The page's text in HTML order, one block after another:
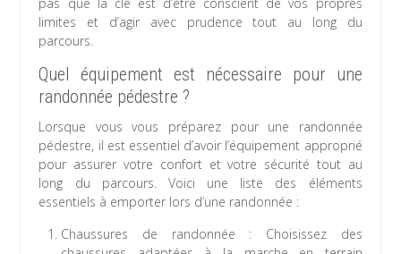
limites et d’agir avec prudence tout au long du
parcours.
Quel équipement est nécessaire pour une
randonnée pédestre ?
Lorsque vous vous préparez pour une randonnée
pédestre, il est essentiel d’avoir l’équipement approprié
pour assurer votre confort et votre sécurité tout au
long du parcours. Voici une liste des éléments
essentiels à emporter lors d’une randonnée :
Chaussures de randonnée : Choisissez des